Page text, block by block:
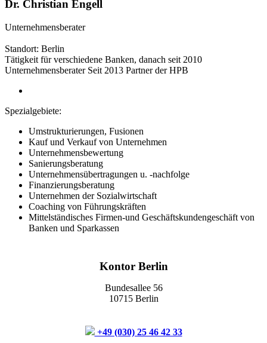
Dr. Christian Engell
Unternehmensberater
Standort: Berlin
Tätigkeit für verschiedene Banken, danach seit 2010
Unternehmensberater Seit 2013 Partner der HPB
Spezialgebiete:
Umstrukturierungen, Fusionen
Kauf und Verkauf von Unternehmen
Unternehmensbewertung
Sanierungsberatung
Unternehmensübertragungen u. -nachfolge
Finanzierungsberatung
Unternehmen der Sozialwirtschaft
Coaching von Führungskräften
Mittelständisches Firmen-und Geschäftskundengeschäft von
Banken und Sparkassen
Kontor Berlin
Bundesallee 56
10715 Berlin
+49 (030) 25 46 42 33